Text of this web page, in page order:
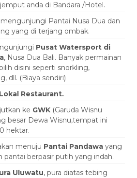
anda di Bandara /Hotel.
Pantai Nusa Dua dan
yang di terjang ombak.
Pusat Watersport di
, Nusa Dua Bali. Banyak permainan
disini seperti snorkling,
dll. (Biaya sendiri)
Lokal Restaurant.
ke GWK (Garuda Wisnu
besar Dewa Wisnu,tempat ini
hektar.
menuju Pantai Pandawa yang
pantai berpasir putih yang indah.
Uluwatu, pura diatas tebing